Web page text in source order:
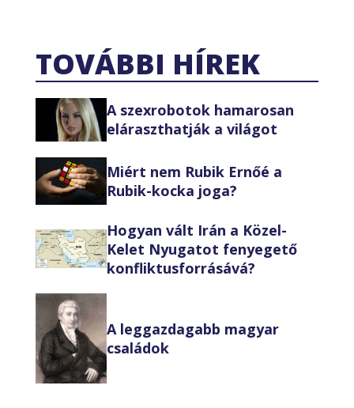
TOVÁBBI HÍREK
A szexrobotok hamarosan
eláraszthatják a világot
Miért nem Rubik Ernőé a
Rubik-kocka joga?
Hogyan vált Irán a Közel-
Kelet Nyugatot fenyegető
konfliktusforrásává?
A leggazdagabb magyar
családok